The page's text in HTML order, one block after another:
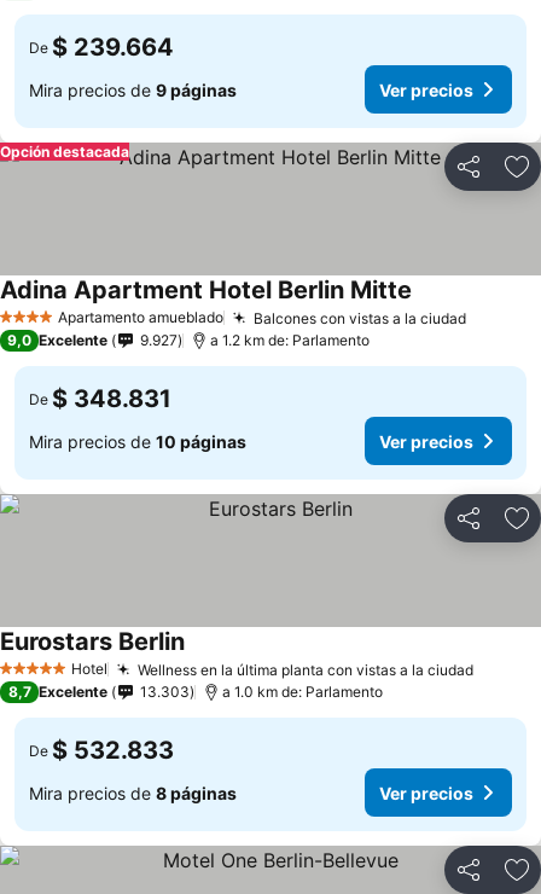
De $ 239.664
Mira precios de 9 páginas Ver precios
Compartir
Opción destacada
4 EstrellasApartamento amueblado Balcones con vistas a la ciudad
Adina Apartment Hotel Berlin Mitte
9,0 Excelente 9.927 a 1.2 km de: Parlamento
De $ 348.831
Mira precios de 10 páginas Ver precios
Compartir
5 Estrellas Hotel Wellness en la última planta con vistas a la ciudad
Eurostars Berlin
8,7 Excelente 13.303 a 1.0 km de: Parlamento
De $ 532.833
Mira precios de 8 páginas Ver precios
Compartir